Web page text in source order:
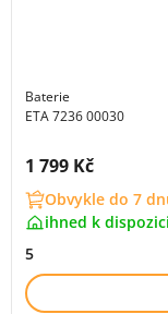
Baterie
ETA 7236 00030
Cena s DPH:
1 799 Kč
Obvykle do 7
ihned k dispozici
5